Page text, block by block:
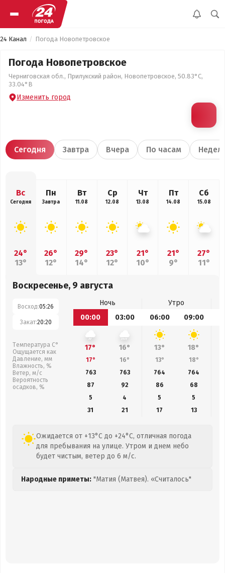
24 Канал Погода Новопетровское
Погода Новопетровское
Черниговская обл., Прилукский район, Новопетровское, 50.83°С,
33.04°В
Изменить город
Сегодня Завтра Вчера По часам
Вс
Сегодня
24°
13°
Пн
Завтра
26°
12°
Вт
11.08
29°
14°
Ср
12.08
23°
12°
Чт
13.08
21°
10°
Пт
14.08
21°
9°
Сб
15.08
27°
11°
Воскресенье, 9 августа
Восход:05:26
Закат:20:20
Температура С°
Ощущается как
Давление, мм
Влажность, %
Ветер, м/с
Вероятность
осадков, %
Ночь
Утро
00:00
03:00 06:00 09:00
17° 16° 13° 18°
17° 16° 13° 18°
763
763 764 764
87
92 86 68
5
4 5
5
31
21 17 13
Ожидается от +13°C до +24°C, отличная погода
для пребывания на улице. Утром и днем небо
будет чистым, ветер до 6 м/с.
Народные приметы: "Матия (Матвея). «Считалось"